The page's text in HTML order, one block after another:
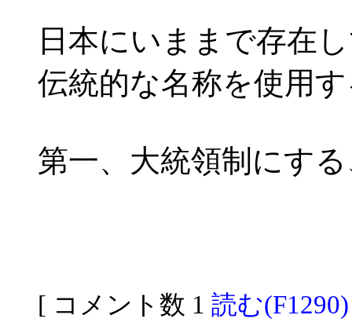
日本にいままで存在
伝統的な名称を使用
第一、大統領制にす
[ コメント数 1 読む(F1290)